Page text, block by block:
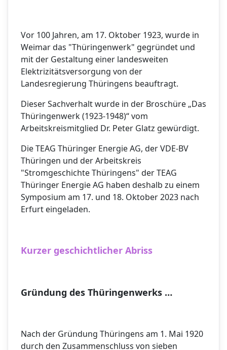
Vor 100 Jahren, am 17. Oktober 1923, wurde in
Weimar das "Thüringenwerk" gegründet und
mit der Gestaltung einer landesweiten
Elektrizitätsversorgung von der
Landesregierung Thüringens beauftragt.
Dieser Sachverhalt wurde in der Broschüre „Das
Thüringenwerk (1923-1948)“ vom
Arbeitskreismitglied Dr. Peter Glatz gewürdigt.
Die TEAG Thüringer Energie AG, der VDE-BV
Thüringen und der Arbeitskreis
"Stromgeschichte Thüringens" der TEAG
Thüringer Energie AG haben deshalb zu einem
Symposium am 17. und 18. Oktober 2023 nach
Erfurt eingeladen.
Kurzer geschichtlicher Abriss
Gründung des Thüringenwerks …
Nach der Gründung Thüringens am 1. Mai 1920
durch den Zusammenschluss von sieben